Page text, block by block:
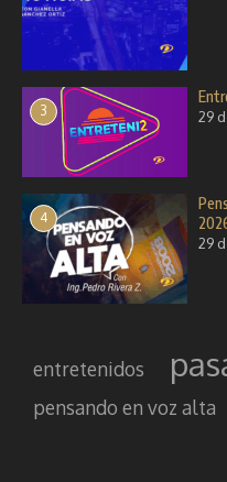
3 29
4
29
entretenidos
pensando en voz alta